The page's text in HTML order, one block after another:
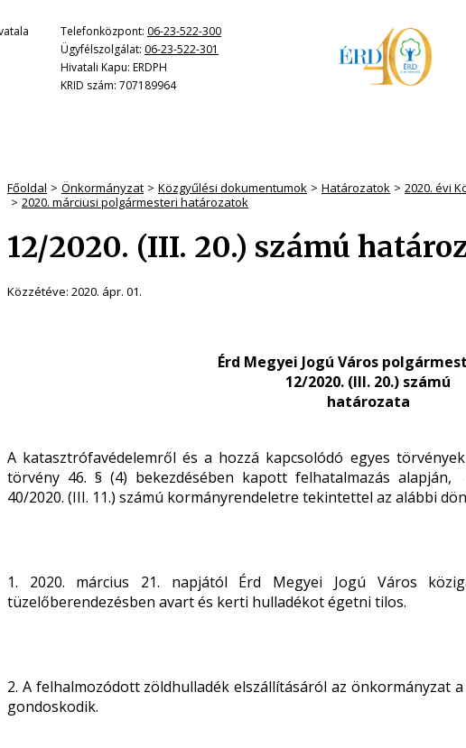
Telefonközpont: 06-23-522-300
Ügyfélszolgálat: 06-23-522-301
Hivatali Kapu: ERDPH
KRID szám: 707189964
Főoldal Önkormányzat Közgyűlési dokumentumok Határozatok
2020. évi
2020. márciusi polgármesteri határozatok
12/2020. (III. 20.) számú
Közzétéve: 2020. ápr. 01.
Érd Megyei Jogú Város
12/2020. (III. 20.) számú
határozata
A katasztrófavédelemről és a hozzá kapcsolódó egyes
törvény 46. § (4) bekezdésében kapott felhatalmazás alapján,
40/2020. (III. 11.) számú kormányrendeletre tekintettel az alábbi
1. 2020. március 21. napjától Érd Megyei Jogú Város
tüzelőberendezésben avart és kerti hulladékot égetni tilos.
2. A felhalmozódott zöldhulladék elszállításáról az önkormányzat
gondoskodik.